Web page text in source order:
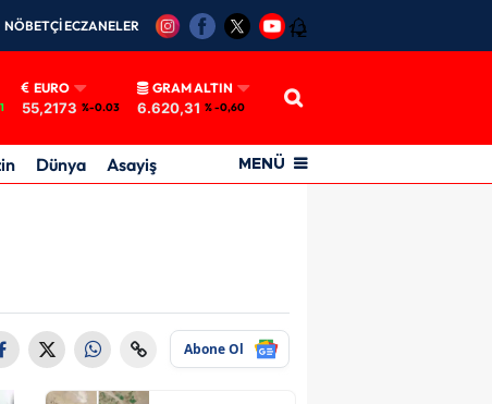
NÖBETÇİ ECZANELER 12
EURO
55,2173 %-0.03
GRAM ALTIN
6.620,31 % -0,60
Dünya Asayiş MENÜ
Abone Ol